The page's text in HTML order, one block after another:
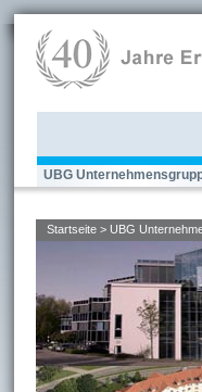
UBG
Startseite > UBG